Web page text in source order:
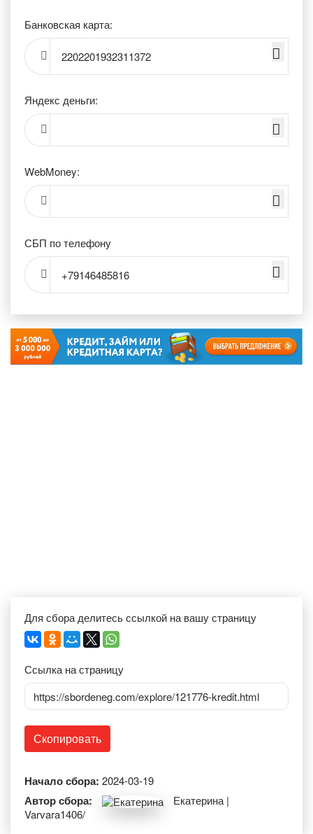
Банковская карта:
2202201932311372
Яндекс деньги:
WebMoney:
СБП по телефону
+79146485816
Для сбора делитесь ссылкой на вашу страницу
Ссылка на страницу
https://sbordeneg.com/explore/121776-kredit.html
Скопировать
Начало сбора: 2024-03-19
Автор сбора:
Екатерина |
Varvara1406/